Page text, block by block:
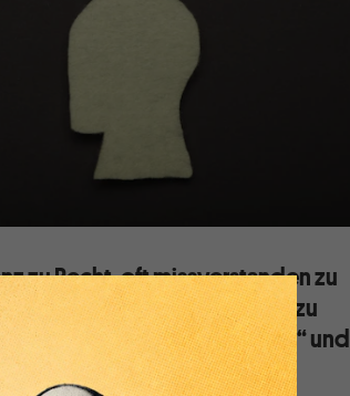
zu Recht, oft missverstanden zu
aber helfen zu
ihrer Formel „Geld ist Kredit“ und
würden.